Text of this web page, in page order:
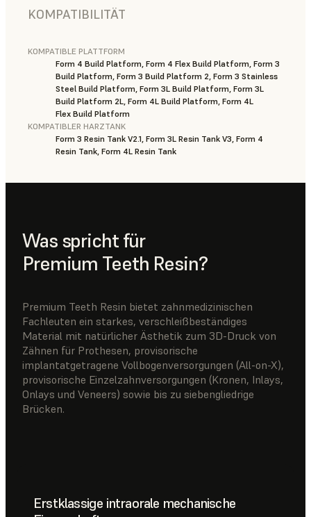
KOMPATIBILITÄT
KOMPATIBLE PLATTFORM
Form 4 Build Platform, Form 4 Flex Build Platform, Form 3
Build Platform, Form 3 Build Platform 2, Form 3 Stainless
Steel Build Platform, Form 3L Build Platform, Form 3L
Build Platform 2L, Form 4L Build Platform, Form 4L
Flex Build Platform
KOMPATIBLER HARZTANK
Form 3 Resin Tank V2.1, Form 3L Resin Tank V3, Form 4
Resin Tank, Form 4L Resin Tank
Was spricht für
Premium Teeth Resin?
Premium Teeth Resin bietet zahnmedizinischen
Fachleuten ein starkes, verschleißbeständiges
Material mit natürlicher Ästhetik zum 3D-Druck von
Zähnen für Prothesen, provisorische
implantatgetragene Vollbogenversorgungen (All-on-X),
provisorische Einzelzahnversorgungen (Kronen, Inlays,
Onlays und Veneers) sowie bis zu siebengliedrige
Brücken.
Erstklassige intraorale mechanische